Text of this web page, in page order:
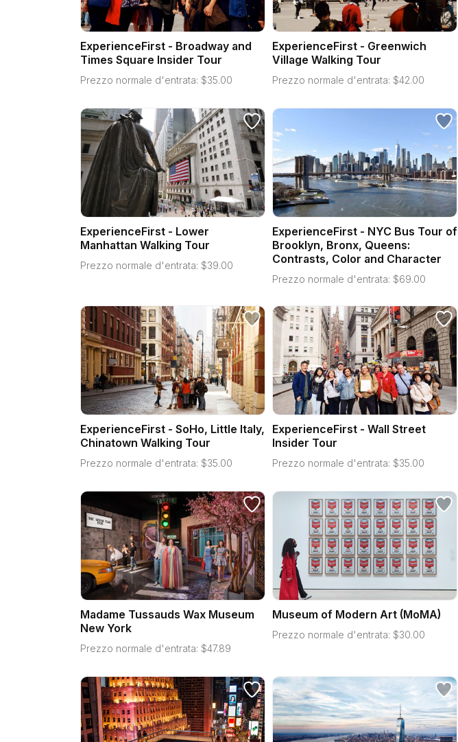
ExperienceFirst - Broadway and
Times Square Insider Tour
Prezzo normale d'entrata: $35.00
ExperienceFirst - Greenwich
Village Walking Tour
Prezzo normale d'entrata: $42.00
ExperienceFirst - Lower
Manhattan Walking Tour
Prezzo normale d'entrata: $39.00
ExperienceFirst - NYC Bus Tour of
Brooklyn, Bronx, Queens:
Contrasts, Color and Character
Prezzo normale d'entrata: $69.00
ExperienceFirst - SoHo, Little Italy,
Chinatown Walking Tour
Prezzo normale d'entrata: $35.00
ExperienceFirst - Wall Street
Insider Tour
Prezzo normale d'entrata: $35.00
Madame Tussauds Wax Museum
New York
Prezzo normale d'entrata: $47.89
Museum of Modern Art (MoMA)
Prezzo normale d'entrata: $30.00